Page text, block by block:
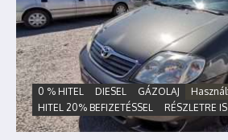
0 % HITEL DIESEL GÁZOLAJ
HITEL 20% BEFIZETÉSSEL
RÉSZLETRE IS